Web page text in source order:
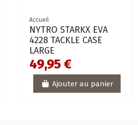
Accueil
NYTRO STARKX EVA
4228 TACKLE CASE
LARGE
49,95 €
Ajouter au panier